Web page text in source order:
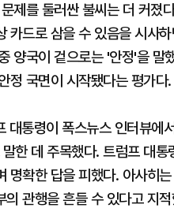
제를 둘러싼 불씨는 더 커졌
카드로 삼을 수 있음을 시사
양국이 겉으로는 '안정'을
정 국면이 시작됐다는 평가다.
대통령이 폭스뉴스 인터뷰에
한 데 주목했다. 트럼프 대
명확한 답을 피했다. 아사히
의 관행을 흔들 수 있다고 지